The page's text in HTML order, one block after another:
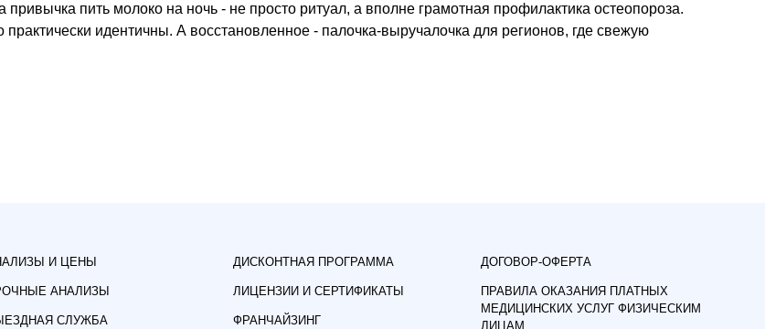
пить молоко на ночь - не просто ритуал, а вполне грамотная профилактика остеопороза.
идентичны. А восстановленное - палочка-выручалочка для регионов, где свежую
И ЦЕНЫ
АНАЛИЗЫ
СЛУЖБА
ДИСКОНТНАЯ ПРОГРАММА
ЛИЦЕНЗИИ И СЕРТИФИКАТЫ
ФРАНЧАЙЗИНГ
ДОГОВОР-ОФЕРТА
ПРАВИЛА ОКАЗАНИЯ ПЛАТНЫХ
МЕДИЦИНСКИХ УСЛУГ ФИЗИЧЕСКИМ
ЛИЦАМ